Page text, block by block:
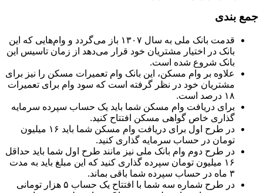
جمع بندی
قدمت بانک ملی به سال ۱۳۰۷ باز می‌گردد و وام‌هایی که این
بانک در اختیار مشتریان خود قرار می‌دهد از زمان تاسیس این
بانک شروع شده است.
علاوه بر وام مسکن، این بانک وام تعمیرات مسکن را نیز برای
مشتریان خود در نظر گرفته است که سود وام برای تعمیرات
۱۸ درصد است.
برای دریافت وام مسکن شما باید یک حساب سپرده سرمایه
گذاری خاص گواهی مسکن افتتاح کنید.
در طرح اول برای دریافت وام مسکن شما باید ۱۶ میلیون
تومان در حساب سرمایه گذاری کنید.
در طرح دوم وام بانک ملی نیز مانند طرح اول شما باید حداقل
۱۶ میلیون تومان سپرده گذاری کنید که این مبلغ باید به مدت
۳ ماه در حساب سپرده شما باقی بماند.
در طرح شماره سه شما با افتتاح یک حساب ۵ هزار تومانی